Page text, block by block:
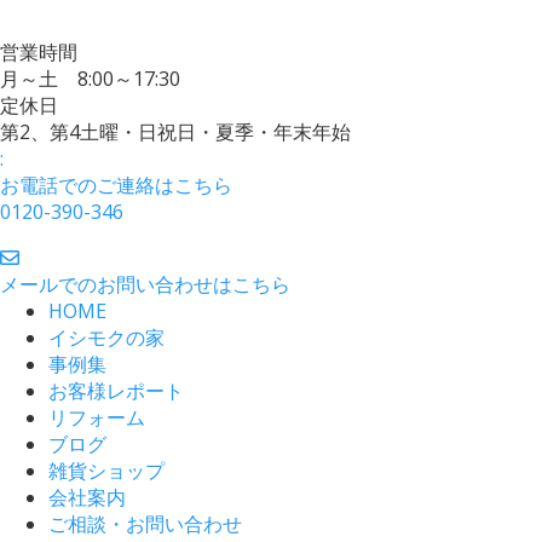
営業時間
月～土 8:00～17:30
定休日
第2、第4土曜・日祝日・夏季・年末年始
:
お電話でのご連絡はこちら
0120-390-346
メールでのお問い合わせはこちら
HOME
イシモクの家
事例集
お客様レポート
リフォーム
ブログ
雑貨ショップ
会社案内
ご相談・お問い合わせ